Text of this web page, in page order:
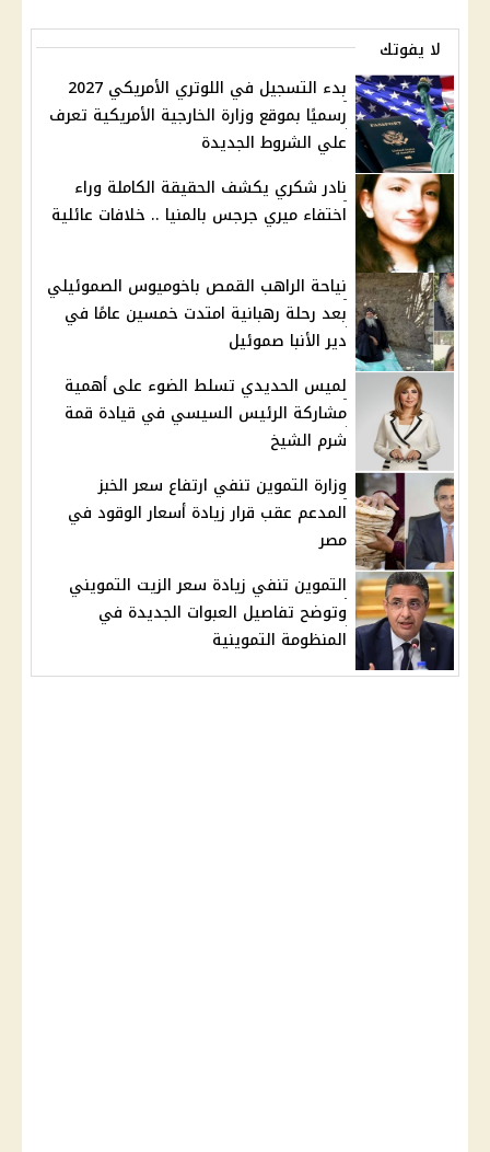
لا يفوتك
بدء التسجيل في اللوتري الأمريكي 2027
رسميًا بموقع وزارة الخارجية الأمريكية تعرف
علي الشروط الجديدة
نادر شكري يكشف الحقيقة الكاملة وراء
اختفاء ميري جرجس بالمنيا .. خلافات عائلية
نياحة الراهب القمص باخوميوس الصموئيلي
بعد رحلة رهبانية امتدت خمسين عامًا في
دير الأنبا صموئيل
لميس الحديدي تسلط الضوء على أهمية
مشاركة الرئيس السيسي في قيادة قمة
شرم الشيخ
وزارة التموين تنفي ارتفاع سعر الخبز
المدعم عقب قرار زيادة أسعار الوقود في
مصر
التموين تنفي زيادة سعر الزيت التمويني
وتوضح تفاصيل العبوات الجديدة في
المنظومة التموينية